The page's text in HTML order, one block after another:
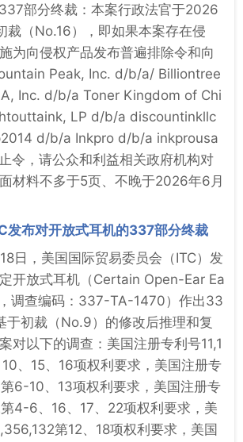
部分终裁：本案行政法官于2026
裁（No.16），即如果本案存在侵
为向侵权产品发布普遍排除令和向
Peak, Inc. d/b/a/ Billiontree
Inc. d/b/a Toner Kingdom of Chi
LP d/b/a discountinkllc
d/b/a Inkpro d/b/a inkprousa
令，请公众和利益相关政府机构对
材料不多于5页、不晚于2026年6月
发布对开放式耳机的337部分终裁
日，美国国际贸易委员会（ITC）发
开放式耳机（Certain Open-Ear Ea
调查编码：337-TA-1470）作出33
于初裁（No.9）的修改后推理和复
对以下的调查：美国注册专利号11,1
、15、16项权利要求，美国注册专
6-10、13项权利要求，美国注册专
4-6、16、17、22项权利要求，美
第12、18项权利要求，美国